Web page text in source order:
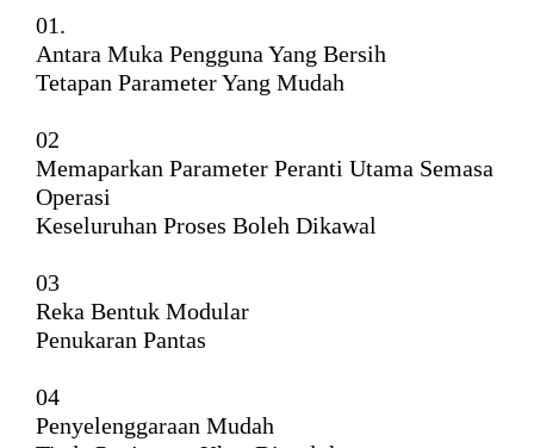
01.
Antara Muka Pengguna Yang Bersih
Tetapan Parameter Yang Mudah
02
Memaparkan Parameter Peranti Utama Semasa
Operasi
Keseluruhan Proses Boleh Dikawal
03
Reka Bentuk Modular
Penukaran Pantas
04
Penyelenggaraan Mudah